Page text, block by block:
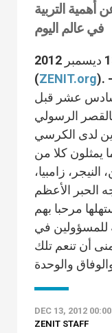
التربية
في عالم اليوم
الفاتيكان، الخميس 13 ديسمبر 2012
(ZENIT.orgعن إذاعة الفاتيكان
عشر قبل
الرسولي
لدى الكرسي
يمثلون كلا من
زامبيا،
الحبر الأعظم
مرحبا بهم
للمسؤولين في
أن تنعم تلك
DEC 13, 2012 00:00
ZENIT STAFF